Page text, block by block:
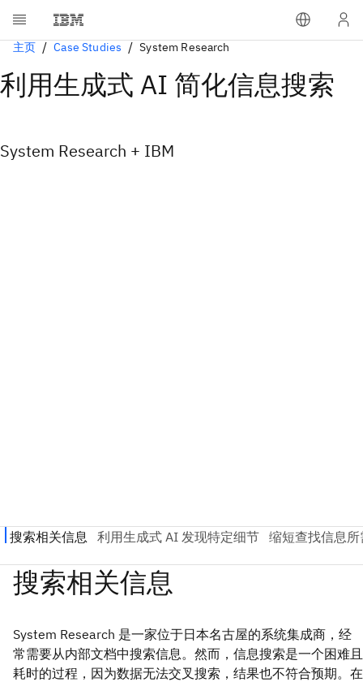
主页 Case Studies System Research
利用生成式 AI 简化信息搜索
System Research + IBM
System Research 是一家位于日本名古屋的系统集成商，经
常需要从内部文档中搜索信息。然而，信息搜索是一个困难且
耗时的过程，因为数据无法交叉搜索，结果也不符合预期。在